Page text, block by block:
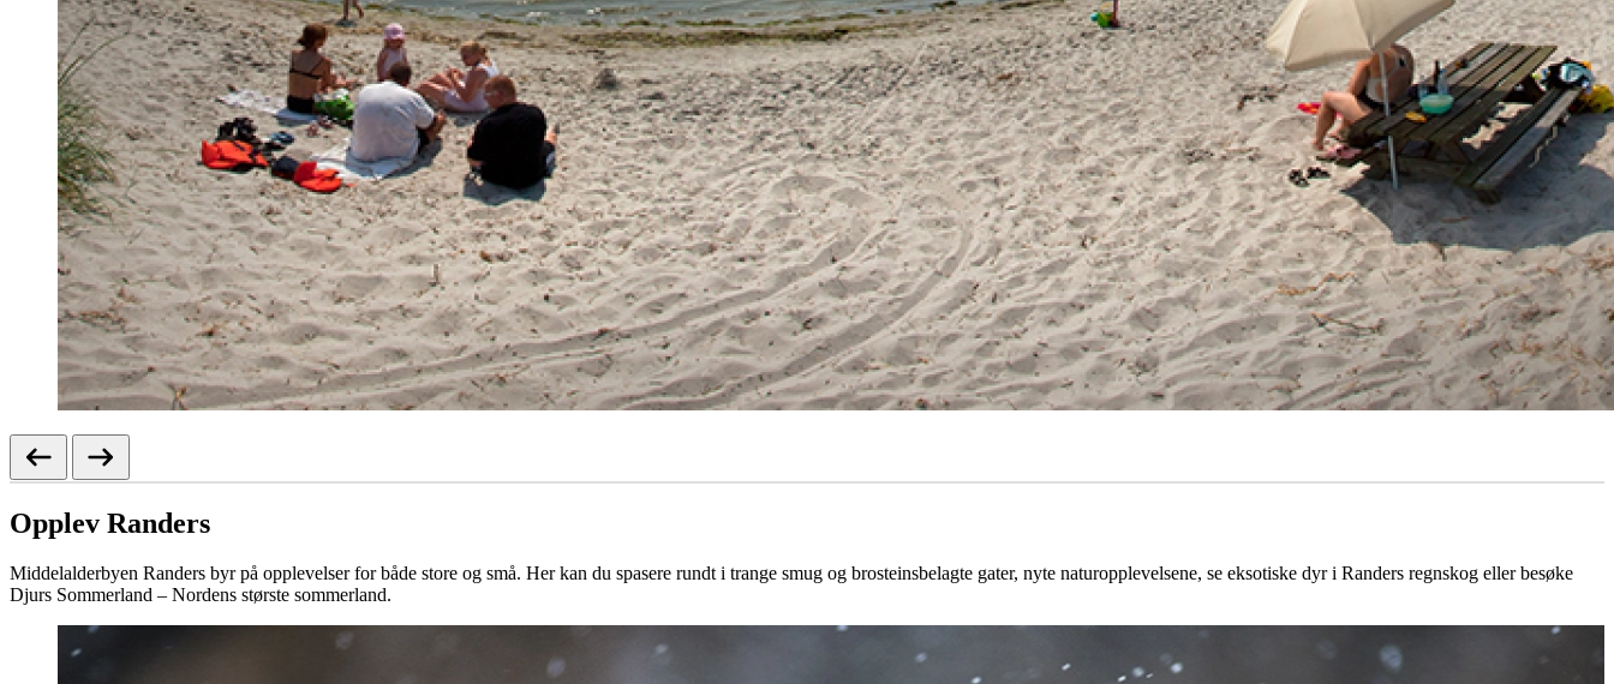
Opplev Randers
Middelalderbyen Randers byr på opplevelser for både store og små. Her kan du spasere rundt i trange smug og brosteinsbelagte gater, nyte naturopplevelsene, se eksotiske dyr i Randers regnskog eller besøke
Djurs Sommerland – Nordens største sommerland.